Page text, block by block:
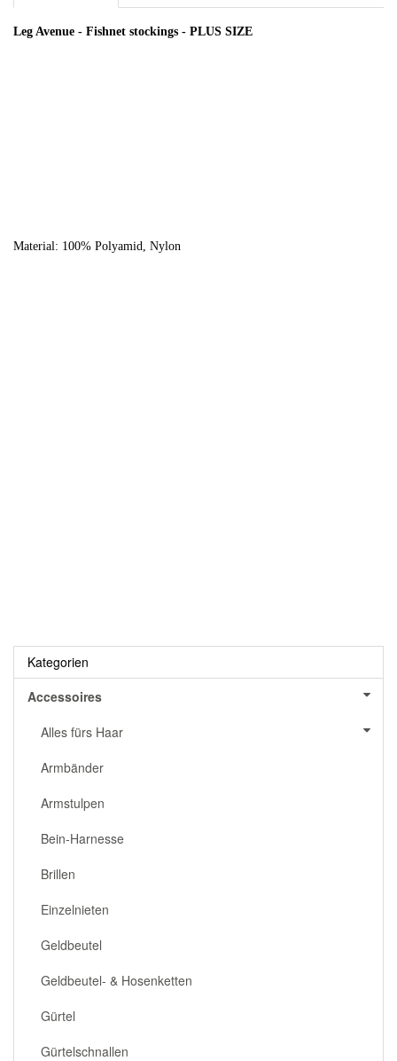
Leg Avenue - Fishnet stockings - PLUS SIZE
Material: 100% Polyamid, Nylon
Kategorien
Accessoires
Alles fürs Haar
Armbänder
Armstulpen
Bein-Harnesse
Brillen
Einzelnieten
Geldbeutel
Geldbeutel- & Hosenketten
Gürtel
Gürtelschnallen